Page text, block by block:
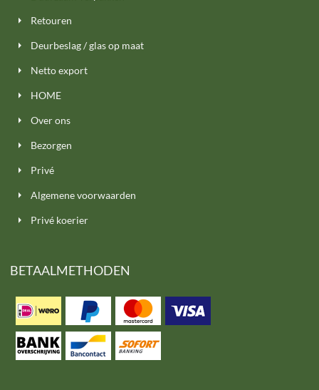
Retouren
Deurbeslag / glas op maat
Netto export
HOME
Over ons
Bezorgen
Privé
Algemene voorwaarden
Privé koerier
BETAALMETHODEN